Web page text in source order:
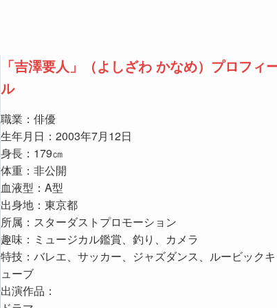
「吉澤要人 」（よしざわ かなめ）プロフィ
ル
職業：俳優
生年月日：2003年7月12日
身長：179㎝
体重：非公開
血液型：A型
出身地：東京都
所属：スターダストプロモーション
趣味：ミュージカル鑑賞、釣り、カメラ
特技：バレエ、サッカー、ジャズダンス、ルービックキ
ューブ
出演作品：